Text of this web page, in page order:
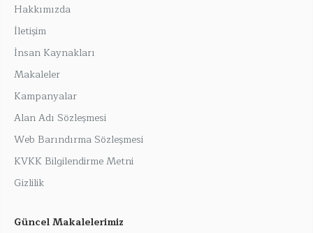
Hakkımızda
İletişim
İnsan Kaynakları
Makaleler
Kampanyalar
Alan Adı Sözleşmesi
Web Barındırma Sözleşmesi
KVKK Bilgilendirme Metni
Gizlilik
Güncel Makalelerimiz